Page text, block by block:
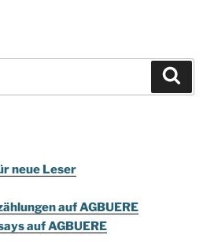
neue Leser
auf AGBUERE
auf AGBUERE